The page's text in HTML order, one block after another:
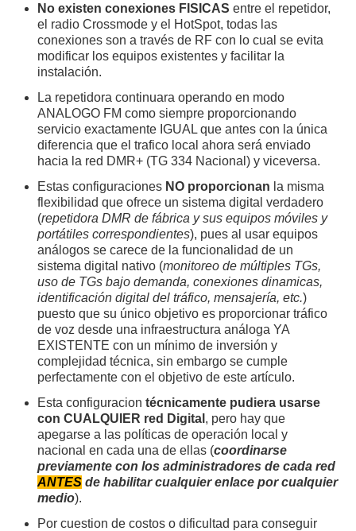
No existen conexiones FISICAS entre el repetidor,
el radio Crossmode y el HotSpot, todas las
conexiones son a través de RF con lo cual se evita
modificar los equipos existentes y facilitar la
instalación.
La repetidora continuara operando en modo
ANALOGO FM como siempre proporcionando
servicio exactamente IGUAL que antes con la única
diferencia que el trafico local ahora será enviado
hacia la red DMR+ (TG 334 Nacional) y viceversa.
Estas configuraciones NO proporcionan la misma
flexibilidad que ofrece un sistema digital verdadero
(repetidora DMR de fábrica y sus equipos móviles y
portátiles correspondientes), pues al usar equipos
análogos se carece de la funcionalidad de un
sistema digital nativo (monitoreo de múltiples TGs,
uso de TGs bajo demanda, conexiones dinamicas,
identificación digital del tráfico, mensajería, etc.)
puesto que su único objetivo es proporcionar tráfico
de voz desde una infraestructura análoga YA
EXISTENTE con un mínimo de inversión y
complejidad técnica, sin embargo se cumple
perfectamente con el objetivo de este artículo.
Esta configuraciontécnicamente pudiera usarse
con CUALQUIER red Digital , pero hay que
apegarse a las políticas de operación local y
nacional en cada una de ellas (coordinarse
previamente con los administradores de cada red
ANTES de habilitar cualquier enlace por cualquier
medio).
Por cuestion de costos o dificultad para conseguir